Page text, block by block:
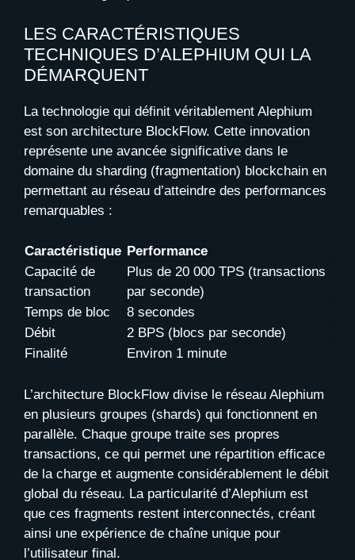
LES CARACTÉRISTIQUES
TECHNIQUES D’ALEPHIUM QUI LA
DÉMARQUENT
La technologie qui définit véritablement Alephium
est son architecture BlockFlow. Cette innovation
représente une avancée significative dans le
domaine du sharding (fragmentation) blockchain en
permettant au réseau d’atteindre des performances
remarquables :
Caractéristique Performance
Capacité de
transaction
Plus de 20 000 TPS (transactions
par seconde)
Temps de bloc
8 secondes
Débit
2 BPS (blocs par seconde)
Finalité
Environ 1 minute
L’architecture BlockFlow divise le réseau Alephium
en plusieurs groupes (shards) qui fonctionnent en
parallèle. Chaque groupe traite ses propres
transactions, ce qui permet une répartition efficace
de la charge et augmente considérablement le débit
global du réseau. La particularité d’Alephium est
que ces fragments restent interconnectés, créant
ainsi une expérience de chaîne unique pour
l’utilisateur final.